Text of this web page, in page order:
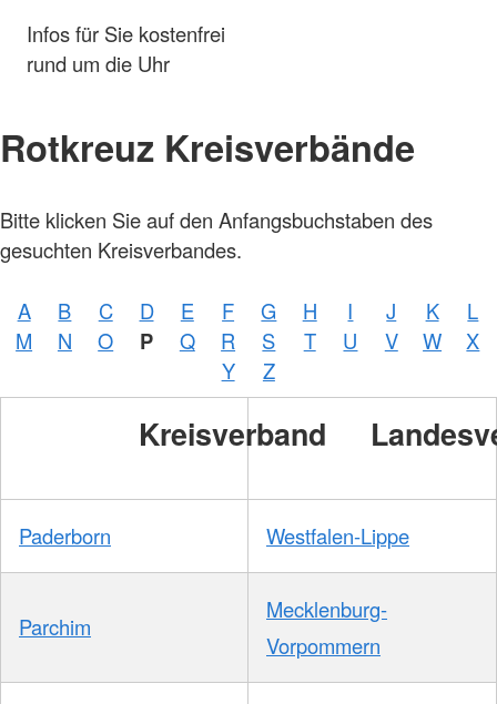
Infos für Sie kostenfrei
rund um die Uhr
Rotkreuz Kreisverbände
Bitte klicken Sie auf den Anfangsbuchstaben des
gesuchten Kreisverbandes.
A B C D E F G H I J K
L
M
N O P Q R S T U V W
X
Y
Z
Kreisverband
Paderborn Westfalen-Lippe
Parchim
Mecklenburg-
Vorpommern